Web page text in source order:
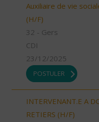
Auxiliaire de vie
(H/F)
32 - Gers
CDI
23/12/2025
POSTULER
INTERVENANT.E A
RETIERS (H/F)